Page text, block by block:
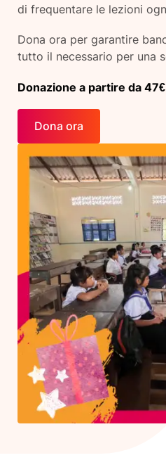
di frequentare le lezioni
Dona ora per garantire
tutto il necessario per una
Donazione a partire da 47€
Dona ora